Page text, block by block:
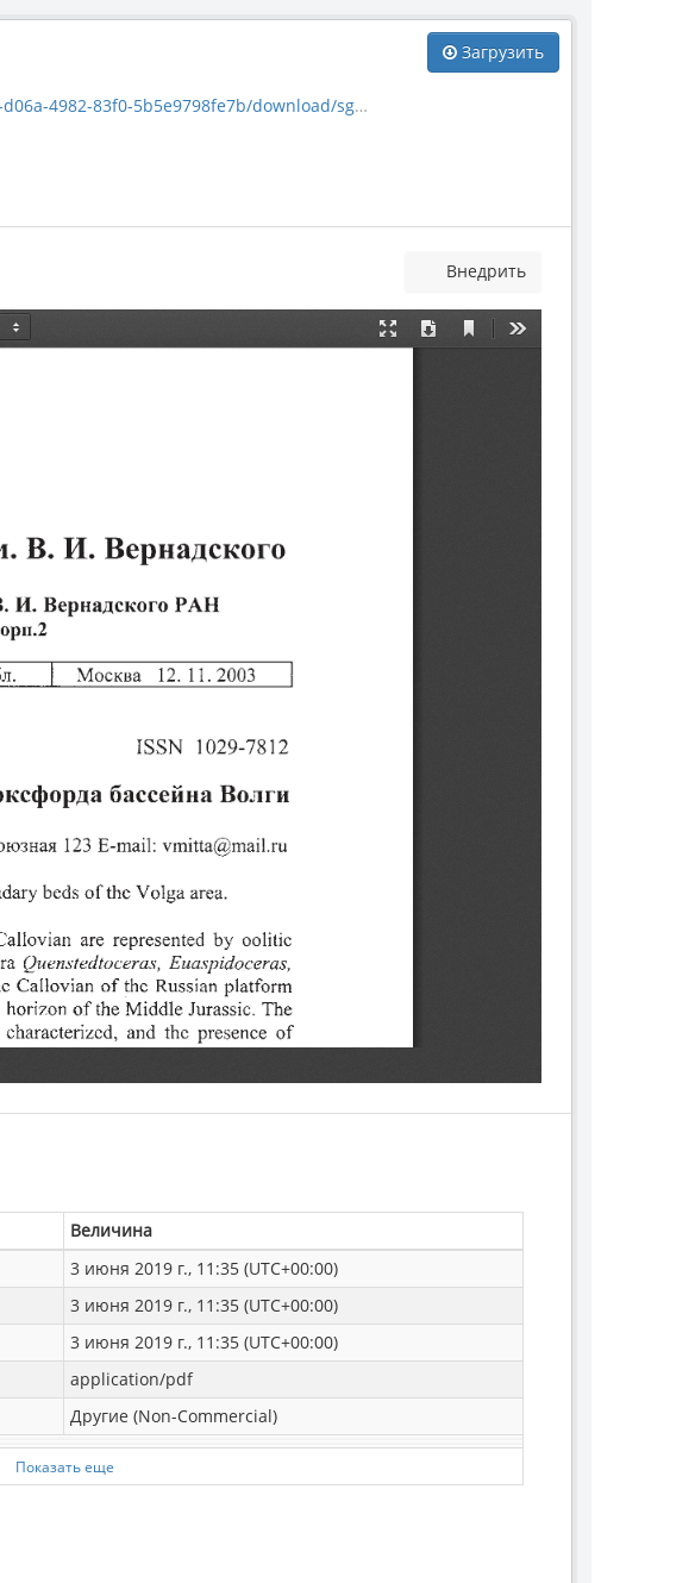
Загрузить
download/sgm_journal_vn_11_0212.pdf
Внедрить
Величина
3 июня 2019 г., 11:35 (UTC+00:00)
3 июня 2019 г., 11:35 (UTC+00:00)
3 июня 2019 г., 11:35 (UTC+00:00)
application/pdf
Другие (Non-Commercial)
Показать еще